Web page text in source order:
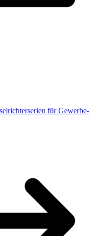
für Gewerbe-